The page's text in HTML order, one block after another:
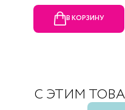
В КОРЗИНУ
С ЭТИМ